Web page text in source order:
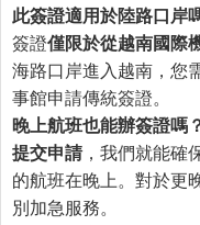
此簽證適用於陸路口岸
簽證僅限於從越南國際
海路口岸進入越南，您
事館申請傳統簽證。
晚上航班也能辦簽證嗎
提交申請，我們就能確
的航班在晚上。對於更
別加急服務。